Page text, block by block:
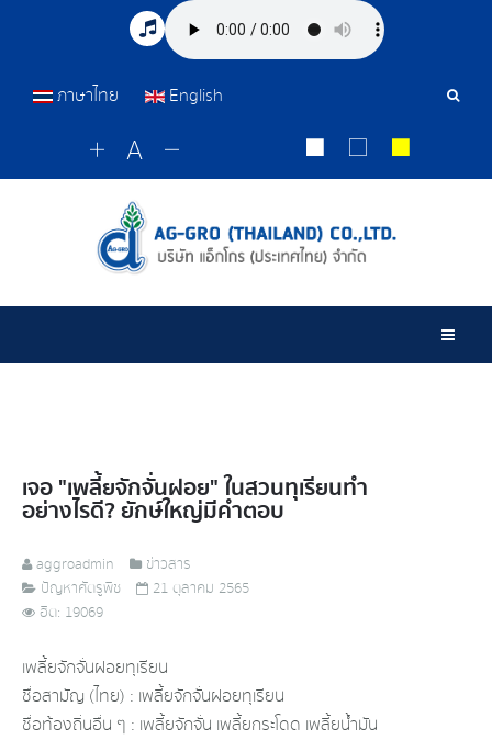
เครื่อ
ภาษาไทย English
เจอ "เพลี้ยจักจั่นฝอย" ในสวนทุเรียนทำ
อย่างไรดี? ยักษ์ใหญ่มีคำตอบ
aggroadmin
ข่าวสาร
ปัญหาศัตรูพืช
21 ตุลาคม 2565
ฮิต: 19069
เพลี้ยจักจั่นฝอยทุเรียน
ชื่อสามัญ (ไทย) : เพลี้ยจักจั่นฝอยทุเรียน
ชื่อท้องถิ่นอื่น ๆ : เพลี้ยจักจั่น เพลี้ยกระโดด เพลี้ยน้ำมัน